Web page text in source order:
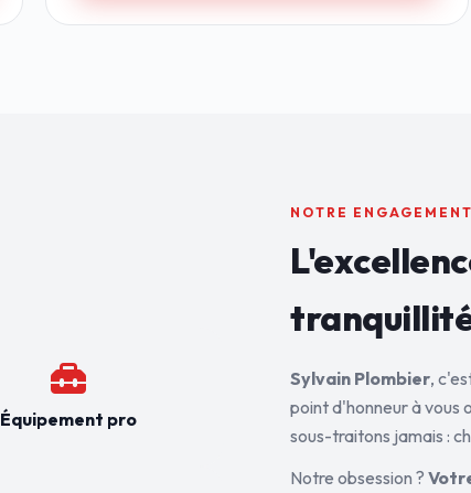
Équipement pro
NOTRE ENGAGEMENT
Sylvain Plombier,
point d'honneur à vous
sous-traitons jamais :
Notre obsession ?